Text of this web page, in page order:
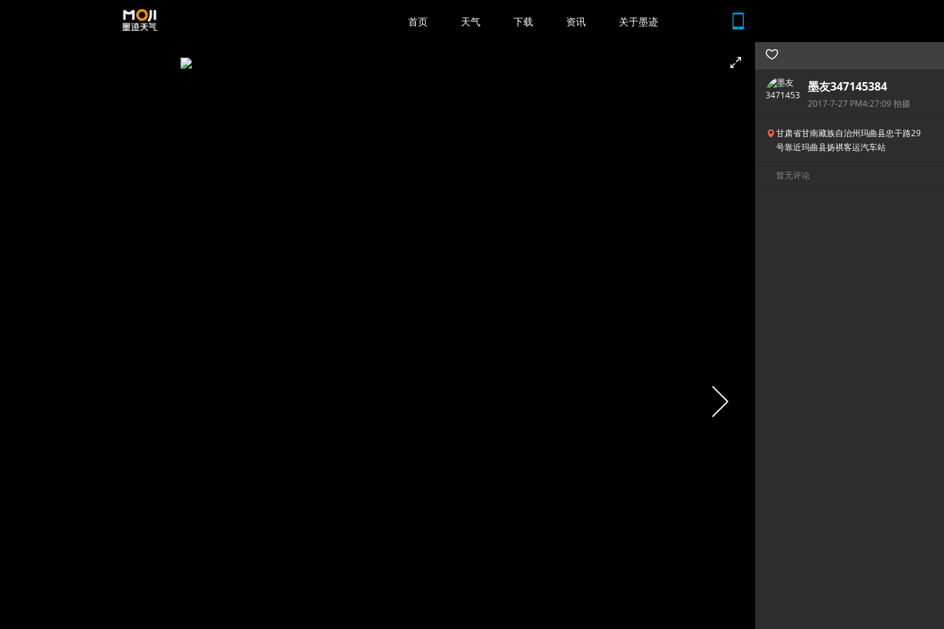
首页 天气 下载 资讯 关于墨迹
墨友347145384
2017-7-27 PM4:27:09 拍摄
甘肃省甘南藏族自治州玛曲县忠干路29
号靠近玛曲县扬祺客运汽车站
暂无评论